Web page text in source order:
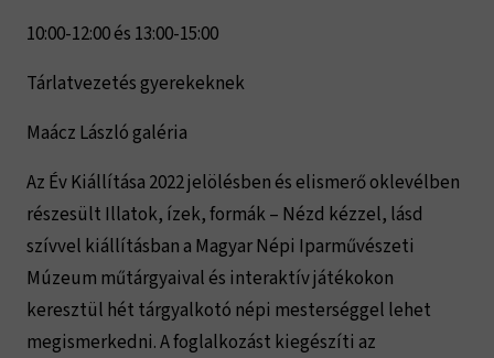
10:00-12:00 és 13:00-15:00
Tárlatvezetés gyerekeknek
Maácz László galéria
Az Év Kiállítása 2022 jelölésben és elismerő oklevélben
részesült Illatok, ízek, formák – Nézd kézzel, lásd
szívvel kiállításban a Magyar Népi Iparművészeti
Múzeum műtárgyaival és interaktív játékokon
keresztül hét tárgyalkotó népi mesterséggel lehet
megismerkedni. A foglalkozást kiegészíti az